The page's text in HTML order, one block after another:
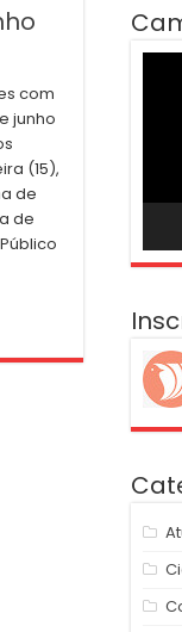
com
junho
(15),
de
de